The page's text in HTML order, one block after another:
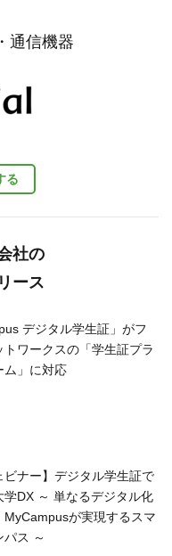
る
通信機器
社の
ース
デジタル学生証」がフ
トワークスの「学生証プラ
ム」に対応
ビナー】デジタル学生証で
学DX ～ 単なるデジタル化
MyCampusが実現するスマ
パス ～